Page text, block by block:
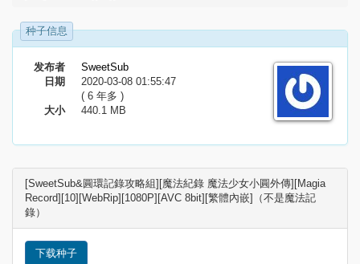
种子信息
发布者
SweetSub
日期
2020-03-08 01:55:47
( 6 年多 )
大小
440.1 MB
[SweetSub&圓環記錄攻略組][魔法紀錄 魔法少女小圓外傳][Magia
Record][10][WebRip][1080P][AVC 8bit][繁體內嵌]（不是魔法記
錄）
下载种子